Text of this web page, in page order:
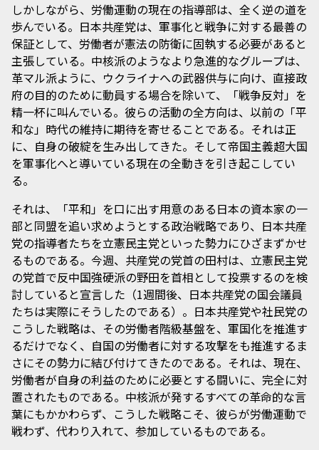
しかしながら、労働運動の現在の指導部は、全く逆の道を
歩んでいる。日本共産党は、軍事化と戦争に対する最善の
保証として、労働者が憲法の防衛に固執する必要があると
主張している。中核派のようなより急進的なグループは、
革マル派ように、ウクライナへの武器供与に向け、直接政
府の目的のために動員する場合を除いて、「戦争反対」を
精一杯に叫んでいる。彼らの活動の全方向は、以前の「平
和な」時代の維持に期待を寄せることである。それは正
に、自身の破綻を生み出してきた。そして帝国主義超大国
を軍事化へと導いている現在の全動きを引き起こしてい
る。
それは、「平和」を口に出す用意のある日本の資本家の一
部と同盟を追い求めようとする政治戦略であり、日本共産
党の指導者たちを立憲民主党といった勢力にひざまずかせ
るものである。今週、共産党の党首の田村は、立憲民主党
の党首で反中国強硬派の野田を首相として投票するのを検
討していると宣言した（1週間後、日本共産党の国会議員
たちは実際にそうしたのである）。日本共産党や社民党の
こうした戦略は、その労働者階級基盤を、軍国化を推進す
るだけでなく、自国の労働者に対する攻撃をも推進するま
さにその勢力に結び付けてきたのである。それは、現在、
労働者が自身の利益のために必要とする闘いに、完全に対
置されたものである。中核派が発するすべての革命的な言
葉にもかかわらず、こうした戦略こそ、彼らが労働運動で
戦わず、代わり入れて、参加しているものである。